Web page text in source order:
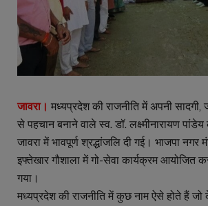
जावरा। मध्यप्रदेश की राजनीति में अपनी
से पहचान बनाने वाले स्व. डॉ. लक्ष्मीनारायण
जावरा में भावपूर्ण श्रद्धांजलि दी गई। भाजपा नगर
इफ्तेखार गौशाला में गो-सेवा कार्यक्रम आयोजित
गया।
मध्यप्रदेश की राजनीति में कुछ नाम ऐसे होते हैं जो